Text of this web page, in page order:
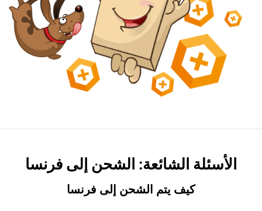
الأسئلة الشائعة: الشحن إلى فرنسا
كيف يتم الشحن إلى فرنسا